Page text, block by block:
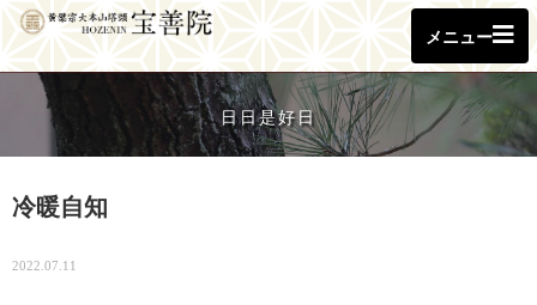
メニュー
日日是好日
冷暖自知
2022.07.11